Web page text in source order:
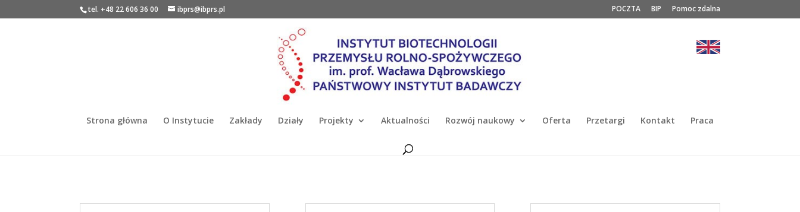
tel. +48 22 606 36 00 ibprs@ibprs.pl POCZTA BIP Pomoc zdalna
Strona główna O Instytucie Zakłady Działy Projekty Aktualności Rozwój naukowy Oferta Przetargi Kontakt Praca